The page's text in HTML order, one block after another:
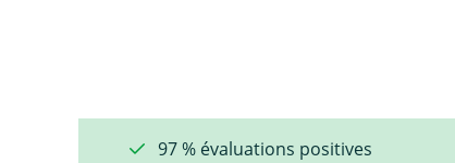
97 % évaluations positives